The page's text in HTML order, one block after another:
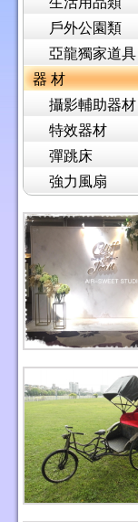
戶外公園類
亞龍獨家道具
器 材
攝影輔助器材
特效器材
彈跳床
強力風扇